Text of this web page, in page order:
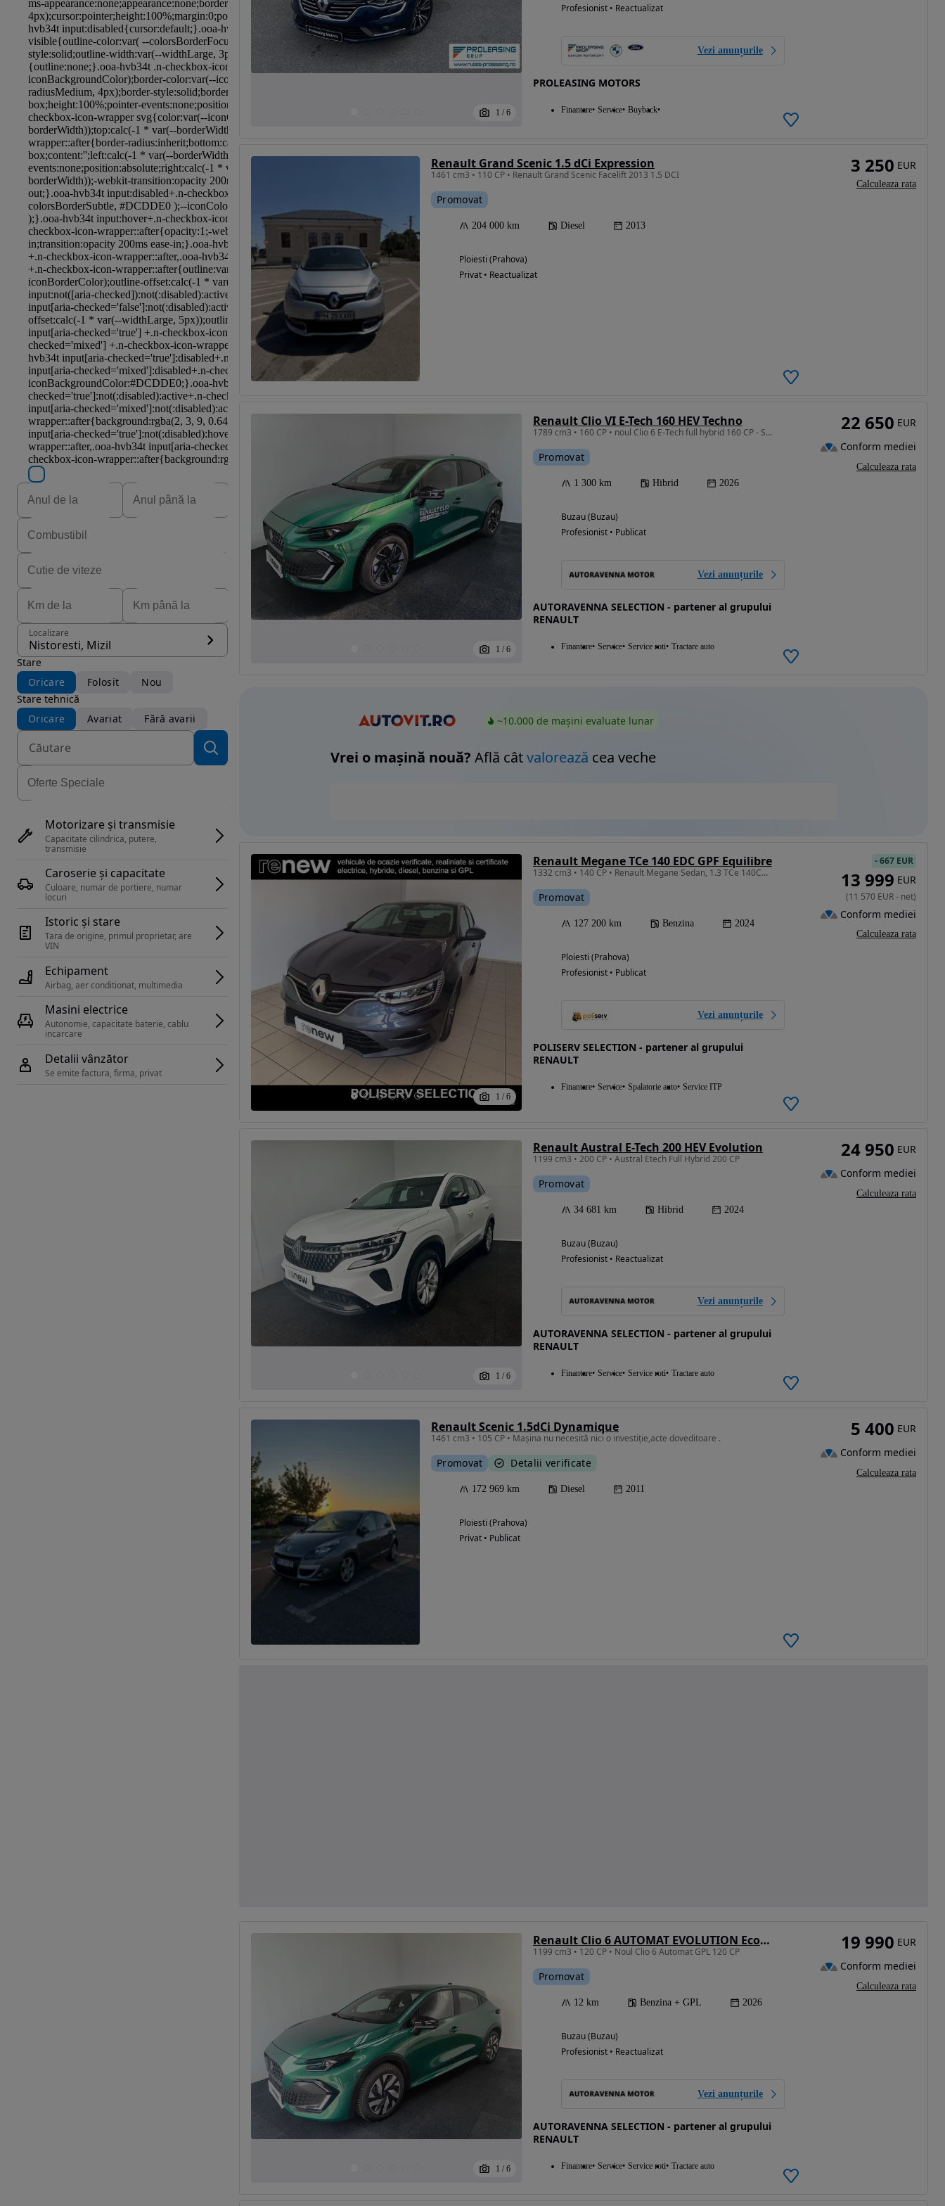
Localizare
Nistoresti, Mizil
Stare
Oricare
Folosit
Nou
Stare tehnică
Oricare
Avariat Fără avarii
Motorizare și transmisie
Capacitate cilindrica, putere,
transmisie
Caroserie și capacitate
Culoare, numar de portiere, numar
locuri
Istoric și stare
Tara de origine, primul proprietar, are
Echipament
Airbag, aer conditionat, multimedia
Masini electrice
Autonomie, capacitate baterie, cablu
Detalii vânzător
Se emite factura, firma, privat
1 / 6
Profesionist • Reactualizat
Vezi anunțurile
PROLEASING MOTORS
Finantare Service Buyback
Renault Grand Scenic 1.5 dCi Expression
1461 cm3 • 110 CP • Renault Grand Scenic Facelift 2013 1.5 DCI
Promovat
204 000 km Diesel 2013
Ploiesti (Prahova)
Privat • Reactualizat
3 250 EUR
Calculeaza rata
1 / 6
Renault Clio VI E-Tech 160 HEV Techno
1789 cm3 • 160 CP • noul Clio 6 E-Tech full hybrid 160 CP - STOC
Promovat
1 300 km Hibrid 2026
Buzau (Buzau)
Profesionist • Publicat
Vezi anunțurile
AUTORAVENNA SELECTION - partener al grupului
RENAULT
Finantare Service Service roti Tractare auto
22 650 EUR
Conform mediei
Calculeaza rata
~10.000 de mașini evaluate lunar
Vrei o mașină nouă? Află câtvalorează cea veche
1 / 6
Renault Megane TCe 140 EDC GPF Equilibre
1332 cm3 • 140 CP • Renault Megane Sedan, 1.3 TCe 140CP Equilibre EDC
Promovat
127 200 km Benzina 2024
Ploiesti (Prahova)
Profesionist • Publicat
Vezi anunțurile
POLISERV SELECTION - partener al grupului
RENAULT
Finantare Service Spalatorie auto Service ITP
-667 EUR
13 999 EUR
(11 570 EUR- net)
Conform mediei
Calculeaza rata
1 / 6
Renault Austral E-Tech 200 HEV Evolution
1199 cm3 • 200 CP • Austral Etech Full Hybrid 200 CP
Promovat
34 681 km Hibrid 2024
Buzau (Buzau)
Profesionist • Reactualizat
Vezi anunțurile
AUTORAVENNA SELECTION - partener al grupului
RENAULT
Finantare Service Service roti Tractare auto
24 950 EUR
Conform mediei
Calculeaza rata
Renault Scenic 1.5dCi Dynamique
1461 cm3 • 105 CP • Mașina nu necesită nici o investiție,acte doveditoare .
Promovat Detalii verificate
172 969 km Diesel 2011
Ploiesti (Prahova)
Privat • Publicat
5 400 EUR
Conform mediei
Calculeaza rata
1 / 6
Renault Clio 6 AUTOMAT EVOLUTION Eco-G 120 (GPL) EDC
1199 cm3 • 120 CP • Noul Clio 6 Automat GPL 120 CP
Promovat
12 km Benzina + GPL 2026
Buzau (Buzau)
Profesionist • Reactualizat
Vezi anunțurile
AUTORAVENNA SELECTION - partener al grupului
RENAULT
Finantare Service Service roti Tractare auto
19 990 EUR
Conform mediei
Calculeaza rata